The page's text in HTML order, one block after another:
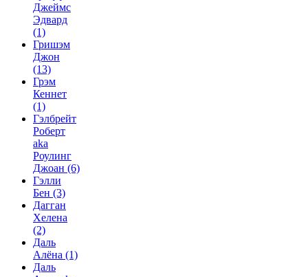
Джеймс
Эдвард
(1)
Гришэм
Джон
(13)
Грэм
Кеннет
(1)
Гэлбрейт
Роберт
aka
Роулинг
Джоан (6)
Гэлли
Бен (3)
Дагган
Хелена
(2)
Даль
Алёна (1)
Даль